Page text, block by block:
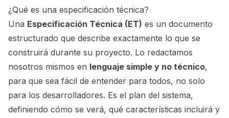
¿Qué es una especificación técnica?
Una Especificación Técnica (ET) es un documento
estructurado que describe exactamente lo que se
construirá durante su proyecto. Lo redactamos
nosotros mismos en lenguaje simple y no técnico,
para que sea fácil de entender para todos, no solo
para los desarrolladores. Es el plan del sistema,
definiendo cómo se verá, qué características incluirá y